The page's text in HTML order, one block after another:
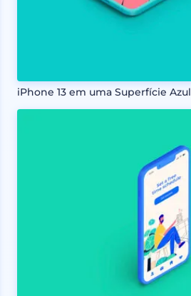
iPhone 13 em uma Superfície Azul